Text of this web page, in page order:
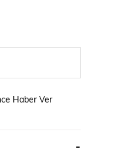
Haber Ver